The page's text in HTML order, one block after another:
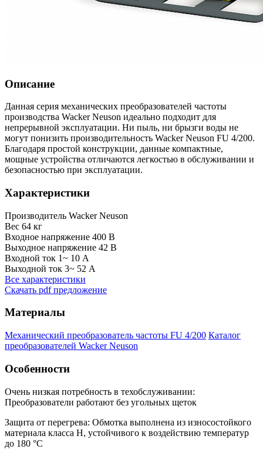
Описание
Данная серия механических преобразователей частоты
производства Wacker Neuson идеально подходит для
непрерывной эксплуатации. Ни пыль, ни брызги воды не
могут понизить производительность Wacker Neuson FU 4/200.
Благодаря простой конструкции, данные компактные,
мощные устройства отличаются легкостью в обслуживании и
безопасностью при эксплуатации.
Характеристики
Производитель Wacker Neuson
Вес 64 кг
Входное напряжение 400 В
Выходное напряжение 42 В
Входной ток 1~ 10 А
Выходной ток 3~ 52 А
Все характеристики
Скачать pdf предложение
Материалы
Механический преобразователь частоты FU 4/200 Каталог
преобразователей Wacker Neuson
Особенности
Очень низкая потребность в техобслуживании:
Преобразователи работают без угольных щеток
Защита от перегрева: Обмотка выполнена из износостойкого
материала класса Н, устойчивого к воздействию температур
до 180 °C